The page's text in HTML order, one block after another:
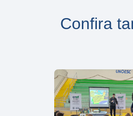
Confira